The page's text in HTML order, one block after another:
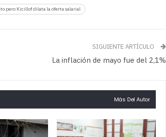
pero Kicillof dilata la oferta salarial
SIGUIENTE ARTÍCULO
La inflación de mayo fue del 2,1%
Más Del Autor